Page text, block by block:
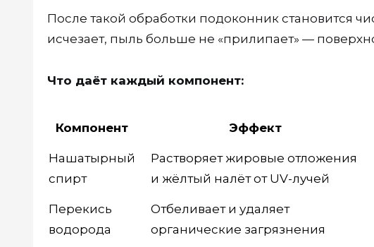
После такой обработки подоконник становится
исчезает, пыль больше не «прилипает» —
Что даёт каждый компонент:
Компонент Эффект
Нашатырный
спирт
Растворяет жировые отложения
и жёлтый налёт от UV-лучей
Перекись
водорода
Отбеливает и удаляет
органические загрязнения